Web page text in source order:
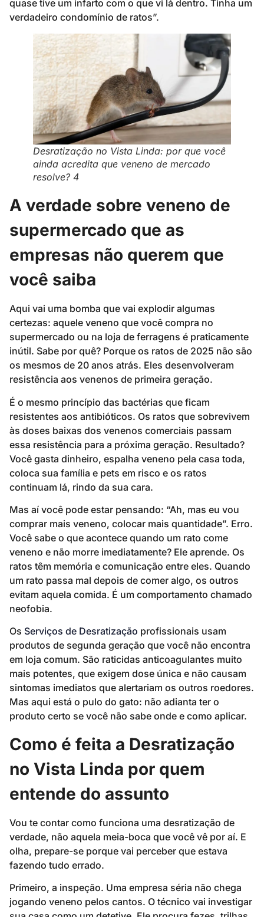
quase tive um infarto com o que vi lá dentro. Tinha um
verdadeiro condomínio de ratos”.
Desratização no Vista Linda: por que você
ainda acredita que veneno de mercado
resolve? 4
A verdade sobre veneno de
supermercado que as
empresas não querem que
você saiba
Aqui vai uma bomba que vai explodir algumas
certezas: aquele veneno que você compra no
supermercado ou na loja de ferragens é praticamente
inútil. Sabe por quê? Porque os ratos de 2025 não são
os mesmos de 20 anos atrás. Eles desenvolveram
resistência aos venenos de primeira geração.
É o mesmo princípio das bactérias que ficam
resistentes aos antibióticos. Os ratos que sobrevivem
às doses baixas dos venenos comerciais passam
essa resistência para a próxima geração. Resultado?
Você gasta dinheiro, espalha veneno pela casa toda,
coloca sua família e pets em risco e os ratos
continuam lá, rindo da sua cara.
Mas aí você pode estar pensando: “Ah, mas eu vou
comprar mais veneno, colocar mais quantidade”. Erro.
Você sabe o que acontece quando um rato come
veneno e não morre imediatamente? Ele aprende. Os
ratos têm memória e comunicação entre eles. Quando
um rato passa mal depois de comer algo, os outros
evitam aquela comida. É um comportamento chamado
neofobia.
Os Serviços de Desratização profissionais usam
produtos de segunda geração que você não encontra
em loja comum. São raticidas anticoagulantes muito
mais potentes, que exigem dose única e não causam
sintomas imediatos que alertariam os outros roedores.
Mas aqui está o pulo do gato: não adianta ter o
produto certo se você não sabe onde e como aplicar.
Como é feita a Desratização
no Vista Linda por quem
entende do assunto
Vou te contar como funciona uma desratização de
verdade, não aquela meia-boca que você vê por aí. E
olha, prepare-se porque vai perceber que estava
fazendo tudo errado.
Primeiro, a inspeção. Uma empresa séria não chega
jogando veneno pelos cantos. O técnico vai investigar